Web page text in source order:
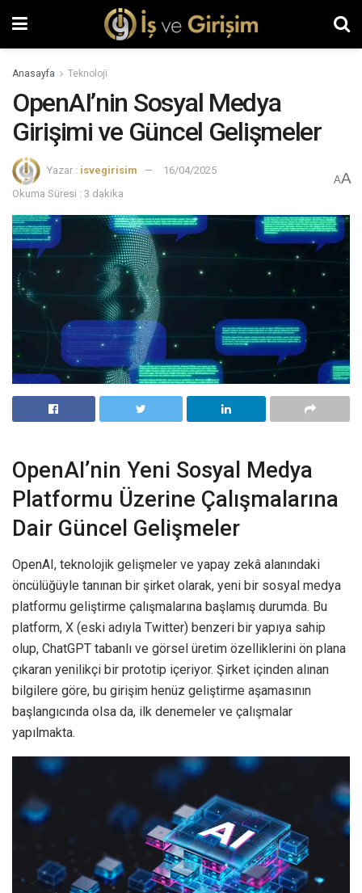
Anasayfa Teknoloji
OpenAI’nin Sosyal Medya
Girişimi ve Güncel Gelişmeler
Yazar : isvegirisim
16/04/2025
Okuma Süresi : 3 dakika
AA
OpenAI’nin Yeni Sosyal Medya
Platformu Üzerine Çalışmalarına
Dair Güncel Gelişmeler
OpenAI, teknolojik gelişmeler ve yapay zekâ alanındaki
öncülüğüyle tanınan bir şirket olarak, yeni bir sosyal medya
platformu geliştirme çalışmalarına başlamış durumda. Bu
platform, X (eski adıyla Twitter) benzeri bir yapıya sahip
olup, ChatGPT tabanlı ve görsel üretim özelliklerini ön plana
çıkaran yenilikçi bir prototip içeriyor. Şirket içinden alınan
bilgilere göre, bu girişim henüz geliştirme aşamasının
başlangıcında olsa da, ilk denemeler ve çalışmalar
yapılmakta.